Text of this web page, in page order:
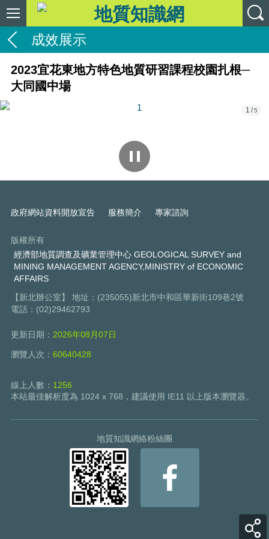
成效展示
2023宜花東地方特色地質研習課程校園扎根─
大同國中場
1/5
2/5
政府網站資料開放宣告 服務簡介 專家諮詢
版權所有
經濟部地質調查及礦業管理中心 GEOLOGICAL SURVEY and
MINING MANAGEMENT AGENCY,MINISTRY of ECONOMIC
AFFAIRS
【新北辦公室】 地址：(235055)新北市中和區華新街109巷2號
電話：(02)29462793
更新日期： 2026年08月07日
瀏覽人次： 60640428
線上人數： 1256
本站最佳解析度為 1024 x 768，建議使用 IE11 以上版本瀏覽器。
地質知識網絡粉絲團